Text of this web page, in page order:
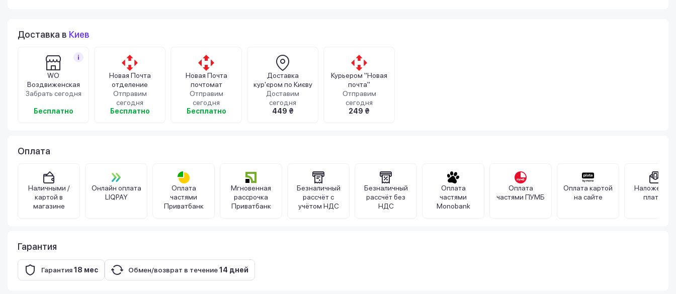
Доставка в Киев
WO
Воздвиженская
Забрать сегодня
Бесплатно
Новая Почта
отделение
Отправим
сегодня
Бесплатно
Новая Почта
почтомат
Отправим
сегодня
Бесплатно
Доставка
кур'єром по Києву
Доставим
сегодня
449 ₴
Курьером "Новая
почта"
Отправим
сегодня
249 ₴
Оплата
Наличными /
картой в
магазине
Онлайн оплата
LIQPAY
Оплата
частями
Приватбанк
Мгновенная
рассрочка
Приватбанк
Безналичный
рассчёт с
учётом НДС
Безналичный
рассчёт без
НДС
Оплата
частями
Monobank
Оплата
частями ПУМБ
Оплата картой
на сайте
платеж
Гарантия
Гарантия18 мес Обмен/возврат в течение14 дней